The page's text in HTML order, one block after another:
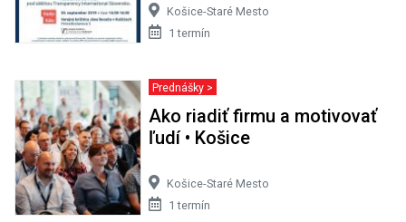
Košice-Staré Mesto
1 termín
Prednášky >
Ako riadiť firmu a motivovať
ľudí • Košice
Košice-Staré Mesto
1 termín